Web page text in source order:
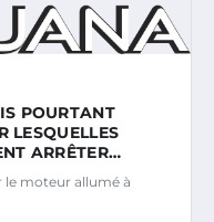
POURTANT
LESQUELLES
ARRÊTER…
le moteur allumé à